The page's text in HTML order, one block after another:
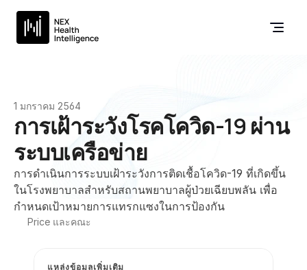
1 มกราคม 2564
การเฝ้าระวังโรคโควิด-19 ผ่าน
ระบบเครือข่าย
การดำเนินการระบบเฝ้าระวังการติดเชื้อโควิด-19 ที่เกิดขึ้น
ในโรงพยาบาลสำหรับสถานพยาบาลผู้ป่วยเฉียบพลัน เพื่อ
กำหนดเป้าหมายการแทรกแซงในการป้องกัน
Price และคณะ
แหล่งข้อมูลเพิ่มเติม